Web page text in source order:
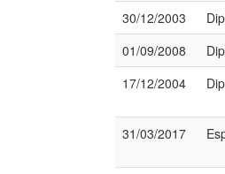
30/12/2003
01/09/2008
17/12/2004
31/03/2017